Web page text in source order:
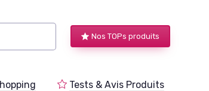
Nos TOPs produits
Tests & Avis Produits